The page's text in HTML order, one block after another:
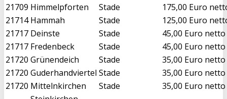
21709 Himmelpforten Stade
175,00 Euro
21714 Hammah Stade
125,00 Euro
21717 Deinste Stade
45,00 Euro netto
21717 Fredenbeck Stade
45,00 Euro netto
21720 Grünendeich Stade
35,00 Euro netto
21720 Guderhandviertel Stade
35,00 Euro netto
21720 Mittelnkirchen Stade
35,00 Euro netto